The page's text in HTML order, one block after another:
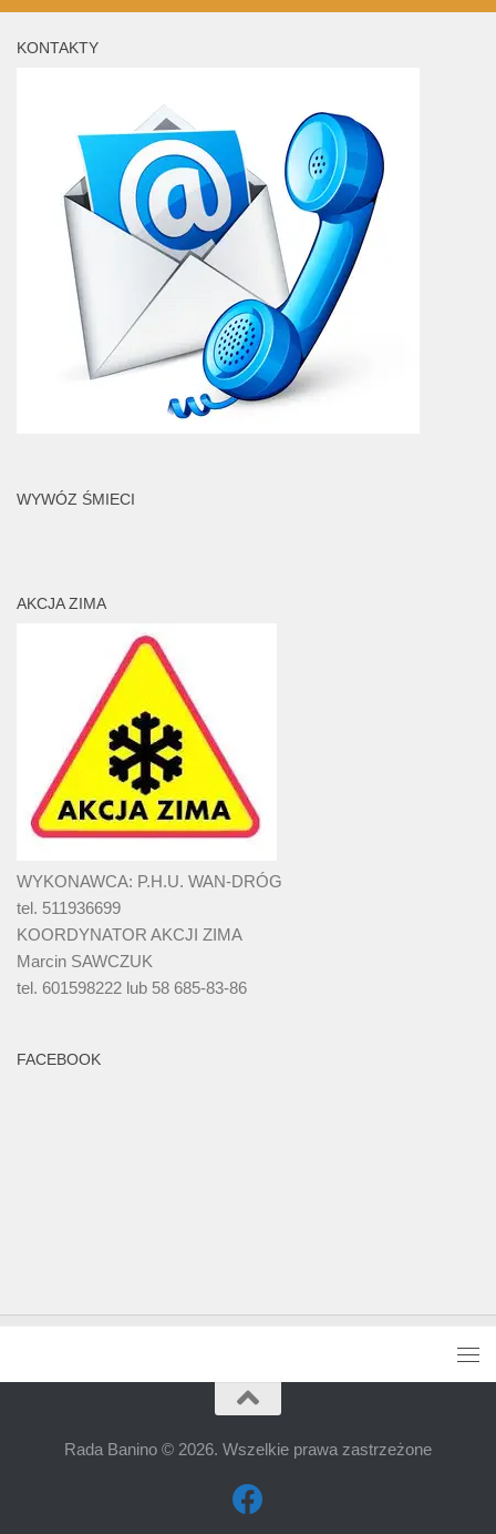
KONTAKTY
WYWÓZ ŚMIECI
AKCJA ZIMA
WYKONAWCA: P.H.U. WAN-DRÓG
tel. 511936699
KOORDYNATOR AKCJI ZIMA
Marcin SAWCZUK
tel. 601598222 lub 58 685-83-86
FACEBOOK
Rada Banino © 2026. Wszelkie prawa zastrzeżone